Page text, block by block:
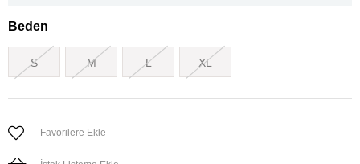
Beden
S M L XL
Favorilere Ekle